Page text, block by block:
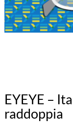
EYEYE –
raddoppia